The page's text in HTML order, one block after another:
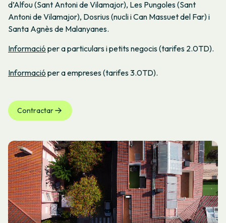
d’Alfou (Sant Antoni de Vilamajor), Les Pungoles (Sant
Antoni de Vilamajor), Dosrius (nucli i Can Massuet del Far) i
Santa Agnès de Malanyanes.
Informació per a particulars i petits negocis (tarifes 2.0TD).
Informació per a empreses (tarifes 3.0TD).
Contractar